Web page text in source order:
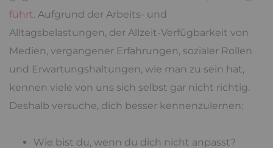
führt. Aufgrund der Arbeits- und
Alltagsbelastungen, der Allzeit-Verfügbarkeit von
Medien, vergangener Erfahrungen, sozialer Rollen
und Erwartungshaltungen, wie man zu sein hat,
kennen viele von uns sich selbst gar nicht richtig.
Deshalb versuche, dich besser kennenzulernen:
Wie bist du, wenn du dich nicht anpasst?